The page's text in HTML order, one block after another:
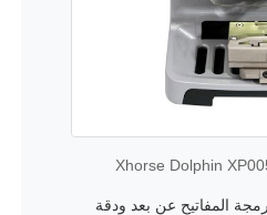
المفاتيح عن بعد ودقة